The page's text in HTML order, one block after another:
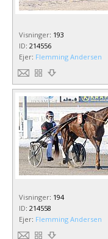
Visninger: 193
ID: 214556
Ejer: Flemming Andersen
Visninger: 194
ID: 214558
Ejer: Flemming Andersen